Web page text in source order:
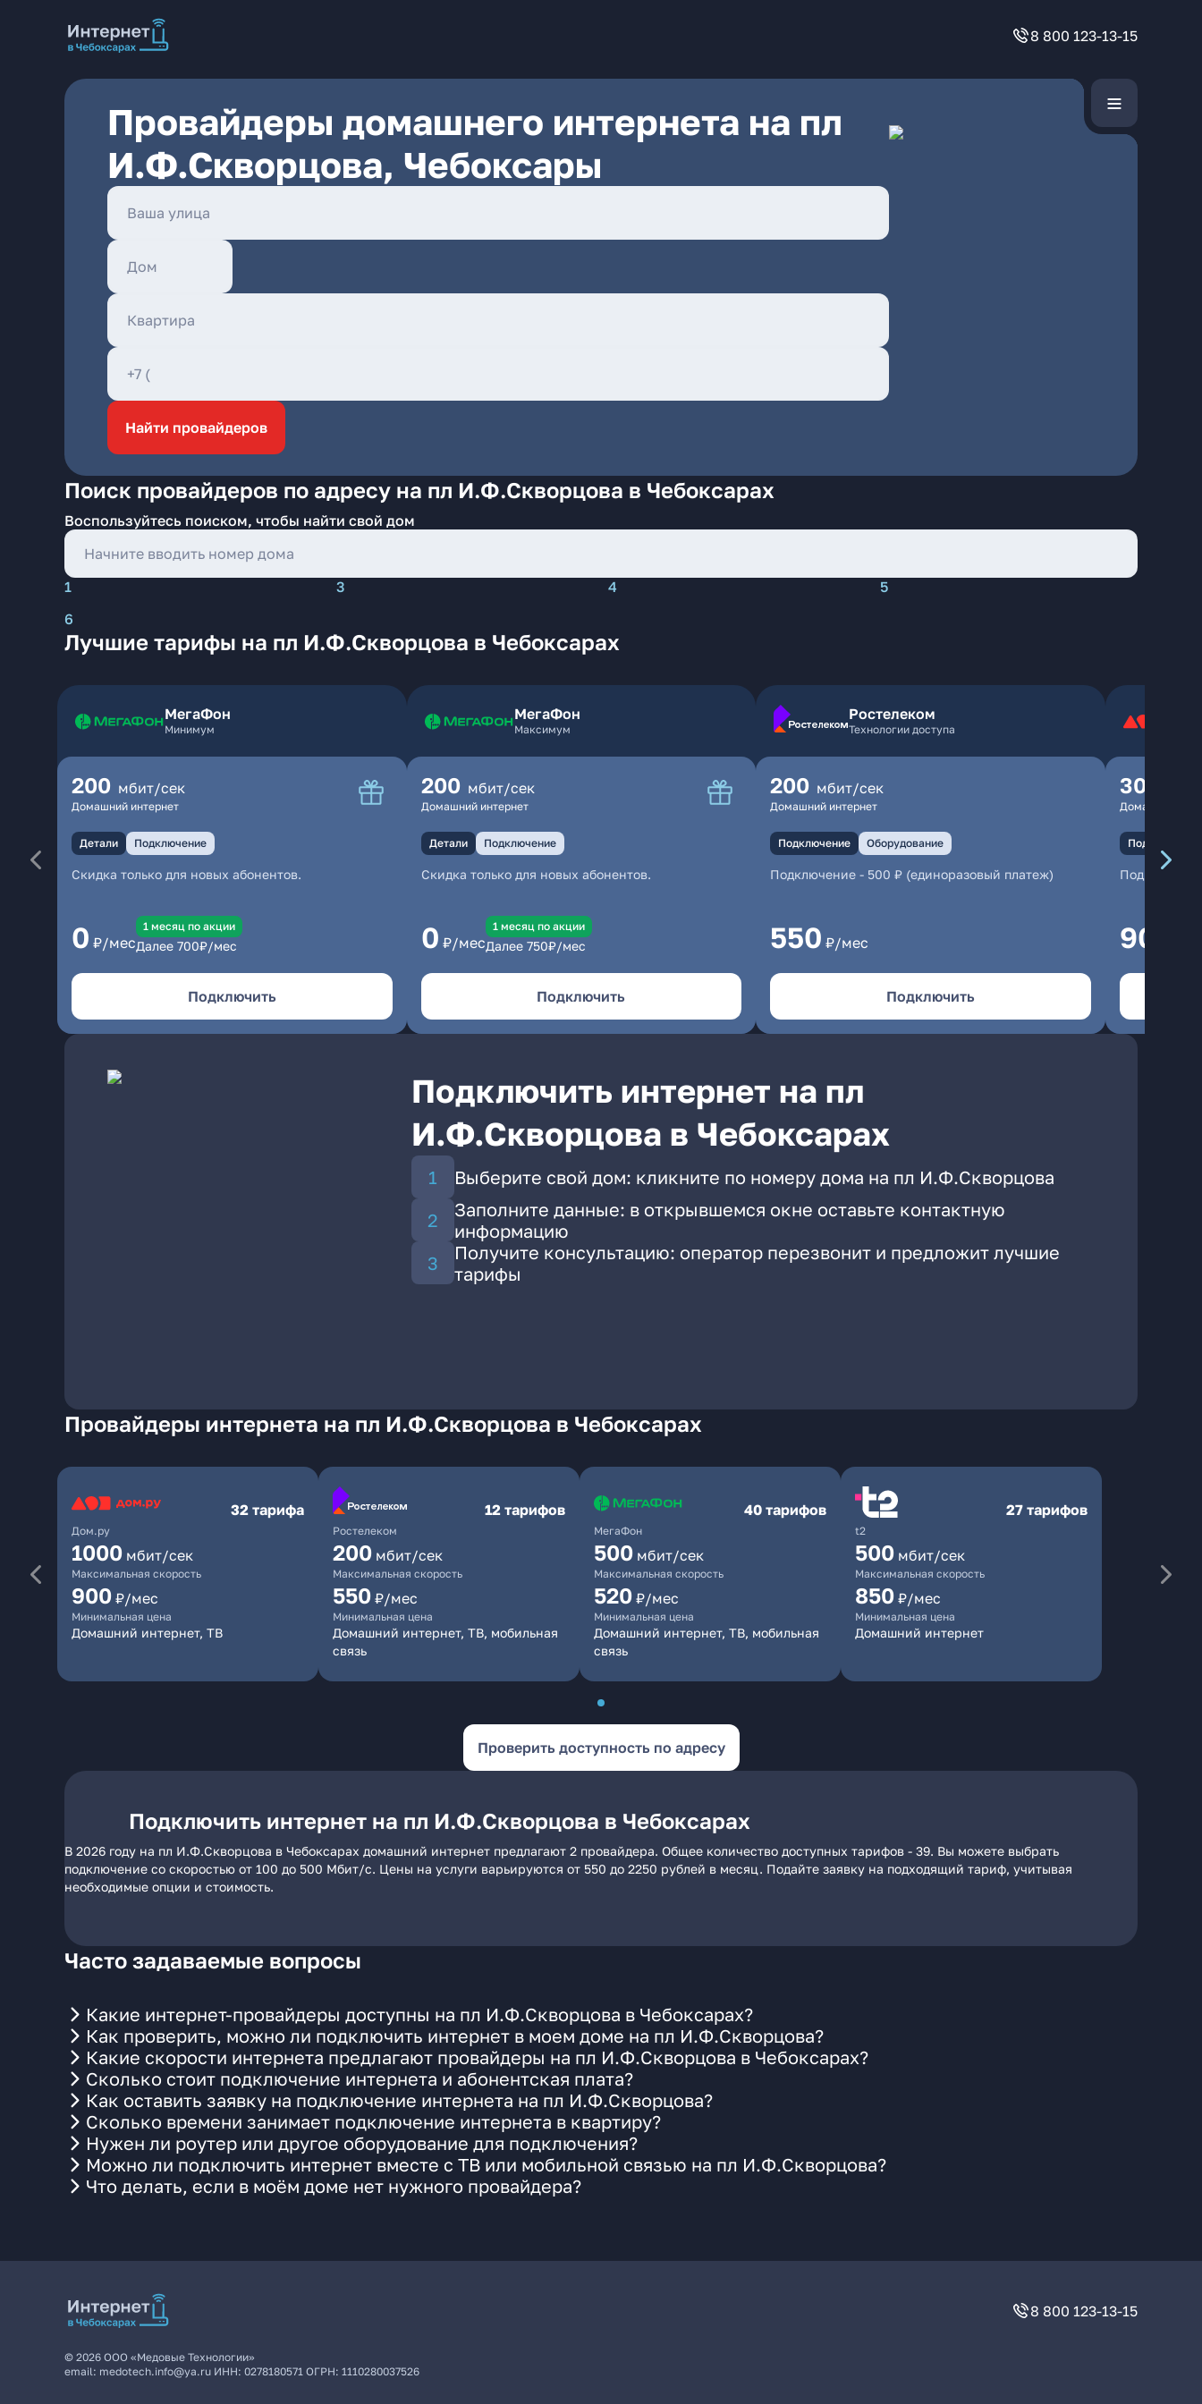
8 800 123-13-15
Провайдеры домашнего интернета на пл
И.Ф.Скворцова, Чебоксары
Найти провайдеров
Поиск провайдеров по адресу на пл И.Ф.Скворцова в Чебоксарах
Воспользуйтесь поиском, чтобы найти свой дом
1 3 4
5
6
Лучшие тарифы на пл И.Ф.Скворцова в Чебоксарах
МегаФон
Минимум
200 мбит/сек
Домашний интернет
Детали Подключение
Скидка только для новых абонентов.
0 ₽/мес
1 месяц по акции
Далее 700₽/мес
Подключить
МегаФон
Максимум
200 мбит/сек
Домашний интернет
Детали Подключение
Скидка только для новых абонентов.
0 ₽/мес
1 месяц по акции
Далее 750₽/мес
Подключить
Ростелеком
Технологии доступа
200 мбит/сек
Домашний интернет
Подключение Оборудование
Подключение - 500 ₽ (единоразовый платеж)
550 ₽/мес
Подключить
300
Домашний
Подключение
900
Подключить интернет на пл
И.Ф.Скворцова в Чебоксарах
Выберите свой дом: кликните по номеру дома на пл И.Ф.Скворцова
Заполните данные: в открывшемся окне оставьте контактную
информацию
Получите консультацию: оператор перезвонит и предложит лучшие
тарифы
Провайдеры интернета на пл И.Ф.Скворцова в Чебоксарах
Дом.ру
32 тарифа
1000 мбит/сек
Максимальная скорость
900 ₽/мес
Минимальная цена
Домашний интернет, ТВ
Ростелеком
12 тарифов
200 мбит/сек
Максимальная скорость
550 ₽/мес
Минимальная цена
Домашний интернет, ТВ, мобильная
связь
МегаФон
40 тарифов
500 мбит/сек
Максимальная скорость
520 ₽/мес
Минимальная цена
Домашний интернет, ТВ, мобильная
связь
t2
27 тарифов
500 мбит/сек
Максимальная скорость
850 ₽/мес
Минимальная цена
Домашний интернет
Проверить доступность по адресу
Подключить интернет на пл И.Ф.Скворцова в Чебоксарах
В 2026 году на пл И.Ф.Скворцова в Чебоксарах домашний интернет предлагают 2 провайдера. Общее количество доступных тарифов - 39. Вы можете выбрать
подключение со скоростью от 100 до 500 Мбит/с. Цены на услуги варьируются от 550 до 2250 рублей в месяц. Подайте заявку на подходящий тариф, учитывая
необходимые опции и стоимость.
Часто задаваемые вопросы
Какие интернет-провайдеры доступны на пл И.Ф.Скворцова в Чебоксарах?
Как проверить, можно ли подключить интернет в моем доме на пл И.Ф.Скворцова?
Какие скорости интернета предлагают провайдеры на пл И.Ф.Скворцова в Чебоксарах?
Сколько стоит подключение интернета и абонентская плата?
Как оставить заявку на подключение интернета на пл И.Ф.Скворцова?
Сколько времени занимает подключение интернета в квартиру?
Нужен ли роутер или другое оборудование для подключения?
Можно ли подключить интернет вместе с ТВ или мобильной связью на пл И.Ф.Скворцова?
Что делать, если в моём доме нет нужного провайдера?
8 800 123-13-15
© 2026 ООО «Медовые Технологии»
email: medotech.info@ya.ru ИНН: 0278180571 ОГРН: 1110280037526